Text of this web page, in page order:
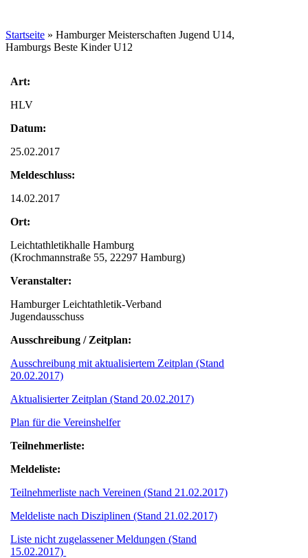
Startseite » Hamburger Meisterschaften Jugend U14,
Hamburgs Beste Kinder U12
Art:
HLV
Datum:
25.02.2017
Meldeschluss:
14.02.2017
Ort:
Leichtathletikhalle Hamburg
(Krochmannstraße 55, 22297 Hamburg)
Veranstalter:
Hamburger Leichtathletik-Verband
Jugendausschuss
Ausschreibung / Zeitplan:
Ausschreibung mit aktualisiertem Zeitplan (Stand
20.02.2017)
Aktualisierter Zeitplan (Stand 20.02.2017)
Plan für die Vereinshelfer
Teilnehmerliste:
Meldeliste:
Teilnehmerliste nach Vereinen (Stand 21.02.2017)
Meldeliste nach Disziplinen (Stand 21.02.2017)
Liste nicht zugelassener Meldungen (Stand
15.02.2017)